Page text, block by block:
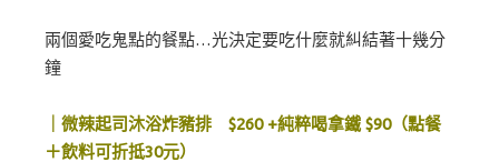
兩個愛吃鬼點的餐點…光決定要吃什麼就糾結著十幾分
鐘
｜微辣起司沐浴炸豬排 $260 +純粹喝拿鐵 $90（點餐
＋飲料可折抵30元）